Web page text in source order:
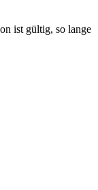
ist gültig, so lange